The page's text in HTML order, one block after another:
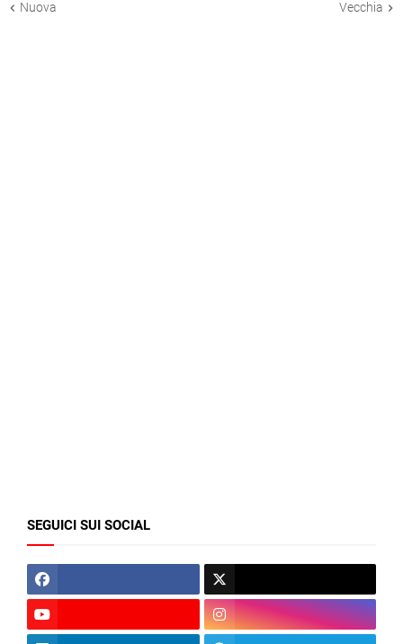
Nuova Vecchia
SEGUICI SUI SOCIAL